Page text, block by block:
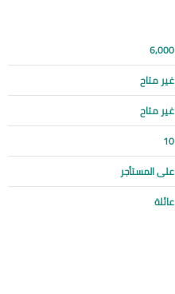
6,000
غير متاح
غير متاح
10
على المستأجر
عائلة